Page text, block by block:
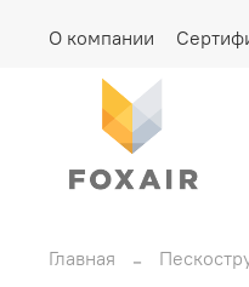
О компании
Главная